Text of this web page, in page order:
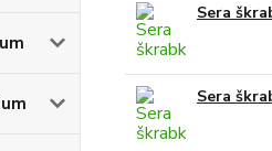
Sera
Sera